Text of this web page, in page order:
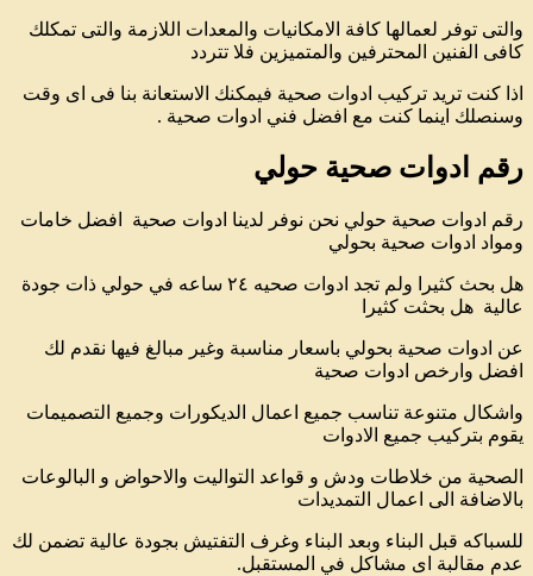
والتى توفر لعمالها كافة الامكانيات والمعدات اللازمة والتى تمكلك
كافى الفنين المحترفين والمتميزين فلا تتردد
اذا كنت تريد تركيب ادوات صحية فيمكنك الاستعانة بنا فى اى وقت
وسنصلك اينما كنت مع افضل فني ادوات صحية .
رقم ادوات صحية حولي
رقم ادوات صحية حولي نحن نوفر لدينا ادوات صحية افضل خامات
ومواد ادوات صحية بحولي
هل بحث كثيرا ولم تجد ادوات صحيه ٢٤ ساعه في حولي ذات جودة
عالية هل بحثت كثيرا
عن ادوات صحية بحولي باسعار مناسبة وغير مبالغ فيها نقدم لك
افضل وارخص ادوات صحية
واشكال متنوعة تناسب جميع اعمال الديكورات وجميع التصميمات
يقوم بتركيب جميع الادوات
الصحية من خلاطات ودش و قواعد التواليت والاحواض و البالوعات
بالاضافة الى اعمال التمديدات
للسباكه قبل البناء وبعد البناء وغرف التفتيش بجودة عالية تضمن لك
عدم مقالبة اى مشاكل في المستقبل.